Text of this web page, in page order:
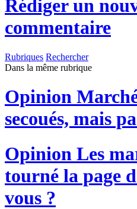
Rédiger un
commentaire
Rubriques Rechercher
Dans la même rubrique
Opinion
secoués, mais
Opinion Les
tourné la page
vous ?